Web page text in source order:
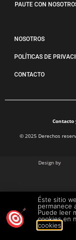
PAUTE CON
NOSOTROS
POLÍTICAS DE
CONTACTO
Contacto
© 2025 Derechos
Design by
Éste sitio
permanece
Puede leer
cookies en
cookies